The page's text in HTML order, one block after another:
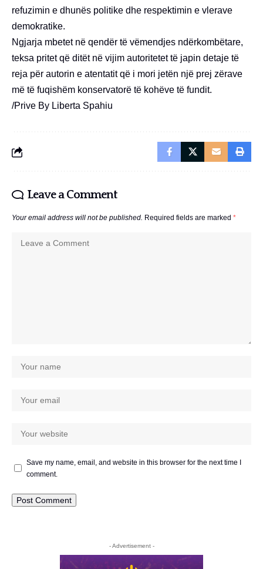
refuzimin e dhunës politike dhe respektimin e vlerave
demokratike.
Ngjarja mbetet në qendër të vëmendjes ndërkombëtare,
teksa pritet që ditët në vijim autoritetet të japin detaje të
reja për autorin e atentatit që i mori jetën një prej zërave
më të fuqishëm konservatorë të kohëve të fundit.
/Prive By Liberta Spahiu
Leave a Comment
Your email address will not be published. Required fields are marked *
Save my name, email, and website in this browser for the next time I
comment.
- Advertisement -